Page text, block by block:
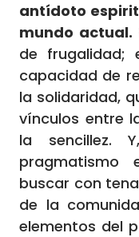
antídoto
mundo actual.
de frugalidad;
capacidad de
la solidaridad,
vínculos entre
la sencillez.
pragmatismo
buscar con
de la
elementos del